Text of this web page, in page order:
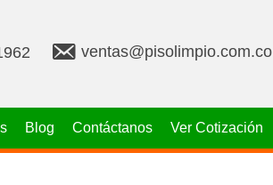
v
e
s
@
ventas@pisolimpio.com.co
Blog Contáctanos Ver Cotización